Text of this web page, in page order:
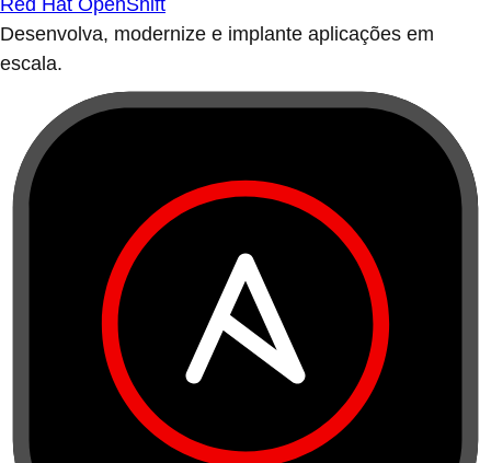
Red Hat OpenShift
Desenvolva, modernize e implante aplicações em
escala.